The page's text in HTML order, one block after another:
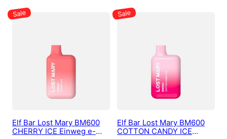
Elf Bar Lost Mary BM600
CHERRY ICE Einweg e-
Elf Bar Lost Mary BM600
COTTON CANDY ICE